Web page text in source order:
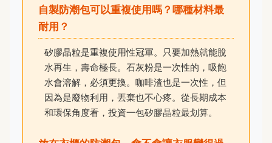
自製防潮包可以重複使用嗎？哪種材料最
耐用？
矽膠晶粒是重複使用性冠軍。只要加熱就能脫
水再生，壽命極長。石灰粉是一次性的，吸飽
水會溶解，必須更換。咖啡渣也是一次性，但
因為是廢物利用，丟棄也不心疼。從長期成本
和環保角度看，投資一包矽膠晶粒最划算。